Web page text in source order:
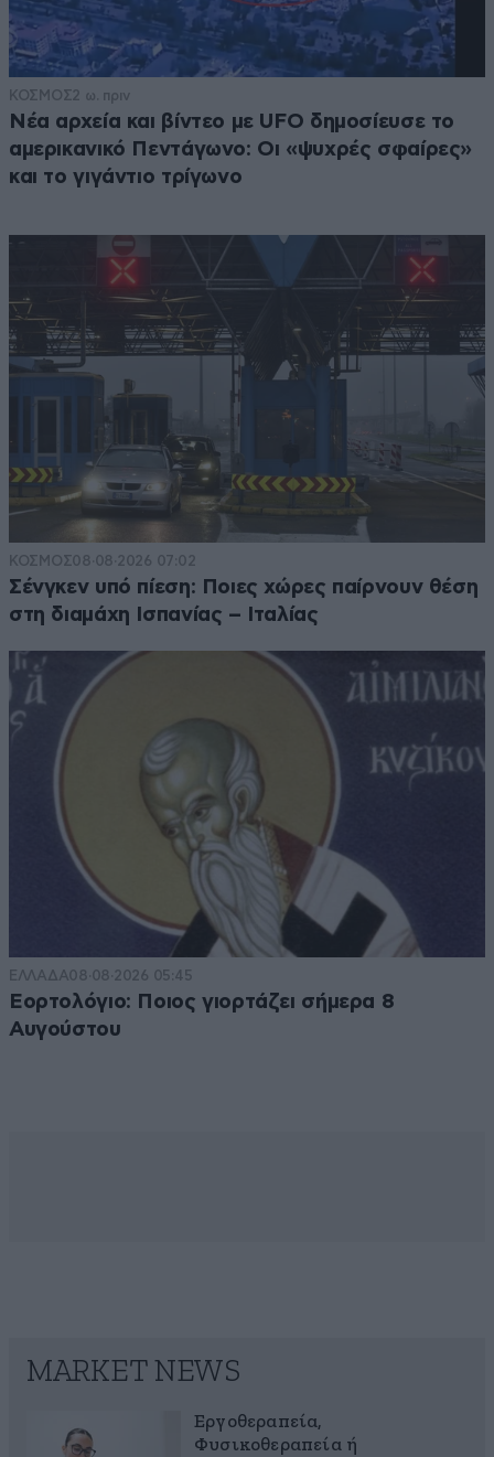
ΚΟΣΜΟΣ2 ω. πριν
Νέα αρχεία και βίντεο με UFO δημοσίευσε το
αμερικανικό Πεντάγωνο: Οι «ψυχρές σφαίρες»
και το γιγάντιο τρίγωνο
ΚΟΣΜΟΣ08·08·2026 07:02
Σένγκεν υπό πίεση: Ποιες χώρες παίρνουν θέση
στη διαμάχη Ισπανίας – Ιταλίας
ΕΛΛΑΔΑ08·08·2026 05:45
Εορτολόγιο: Ποιος γιορτάζει σήμερα 8
Αυγούστου
MARKET NEWS
Εργοθεραπεία,
Φυσικοθεραπεία ή